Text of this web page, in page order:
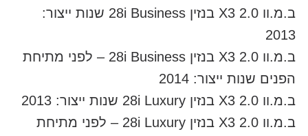
ב.מ.וו X3 2.0 בנזין 28i Business שנות ייצור:
2013
ב.מ.וו X3 2.0 בנזין 28i Business – לפני מתיחת
הפנים שנות ייצור: 2014
ב.מ.וו X3 2.0 בנזין 28i Luxury שנות ייצור: 2013
ב.מ.וו X3 2.0 בנזין 28i Luxury – לפני מתיחת